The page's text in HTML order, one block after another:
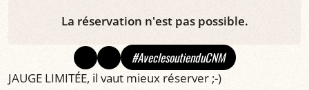
La réservation n'est pas possible.
#AveclesoutienduCNM
JAUGE LIMITÉE, il vaut mieux réserver ;-)